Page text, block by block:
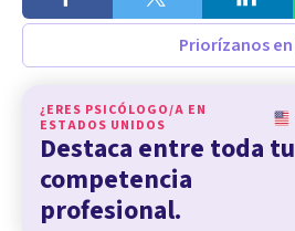
Priorízanos en
¿ERES PSICÓLOGO/A EN
ESTADOS UNIDOS
Destaca entre toda tu
competencia
profesional.